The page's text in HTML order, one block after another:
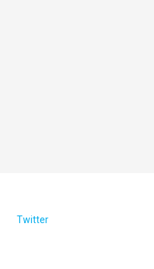
Twitter